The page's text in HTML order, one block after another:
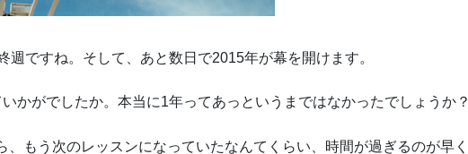
週ですね。そして、あと数日で2015年が幕を開けます。
かがでしたか。本当に1年ってあっというまではなかったでしょうか？
、もう次のレッスンになっていたなんてくらい、時間が過ぎるのが早く